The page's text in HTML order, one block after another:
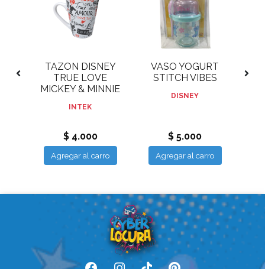
TAZON DISNEY
TRUE LOVE
MICKEY & MINNIE
INTEK
$ 4.000
Agregar al carro
VASO YOGURT
STITCH VIBES
DISNEY
$ 5.000
Agregar al carro